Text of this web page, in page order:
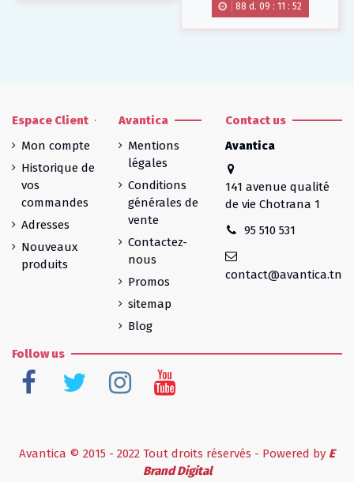
88 d. 09 : 11 : 52
Espace Client
Mon compte
Historique de
vos
commandes
Adresses
Nouveaux
produits
Avantica
Mentions
légales
Conditions
générales de
vente
Contactez-
nous
Promos
sitemap
Blog
Contact us
Avantica
141 avenue qualité
de vie Chotrana 1
95 510 531
contact@avantica.tn
Follow us
Avantica © 2015 - 2022 Tout droits réservés - Powered by E
Brand Digital